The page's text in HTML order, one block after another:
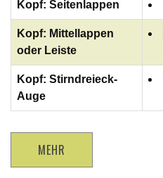
Kopf: Seitenlappen
Kopf: Mittellappen
oder Leiste
Kopf: Stirndreieck-
Auge
MEHR